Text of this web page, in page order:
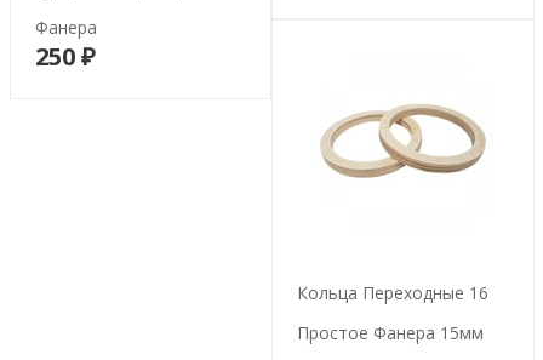
Фанера
250 ₽В корзину
Кольца Переходные 16
Простое Фанера 15мм